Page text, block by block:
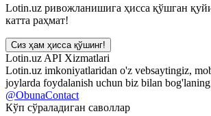
Lotin.uz ривожланишига ҳисса қўшган
катта раҳмат!
Сиз ҳам ҳисса қўшинг!
Lotin.uz API Xizmatlari
Lotin.uz imkoniyatlaridan o'z vebsaytingiz,
joylarda foydalanish uchun biz bilan
@ObunaContact
Кўп сўраладиган саволлар